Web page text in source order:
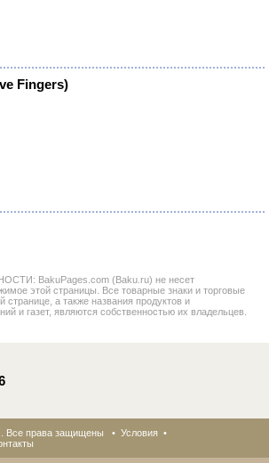
Fingers)
BakuPages.com (Baku.ru) не несет
этой страницы. Все товарные знаки и торговые
странице, а также названия продуктов и
и газет, являются собственностью их владельцев.
Все права защищены • Условия •